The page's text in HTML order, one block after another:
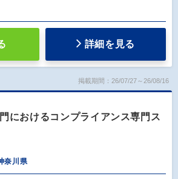
詳細を見る
掲載期間：26/07/27～26/08/16
におけるコンプライアンス専門ス
奈川県